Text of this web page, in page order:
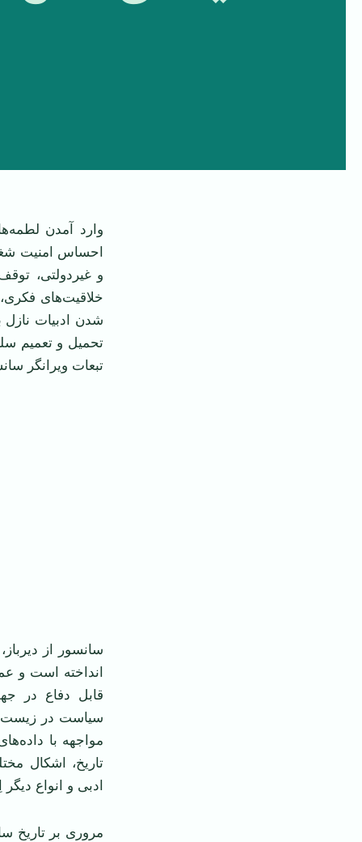
وارد آمدن
احساس امنیت
و غیردولتی،
خلاقیت‌های
شدن ادبیات
تحمیل و تعمیم
تبعات ویرانگر
سانسور از
انداخته است و
قابل دفاع در
سیاست در زیست
مواجهه با
تاریخ، اشکال
ادبی و انواع
مروری بر تاریخ